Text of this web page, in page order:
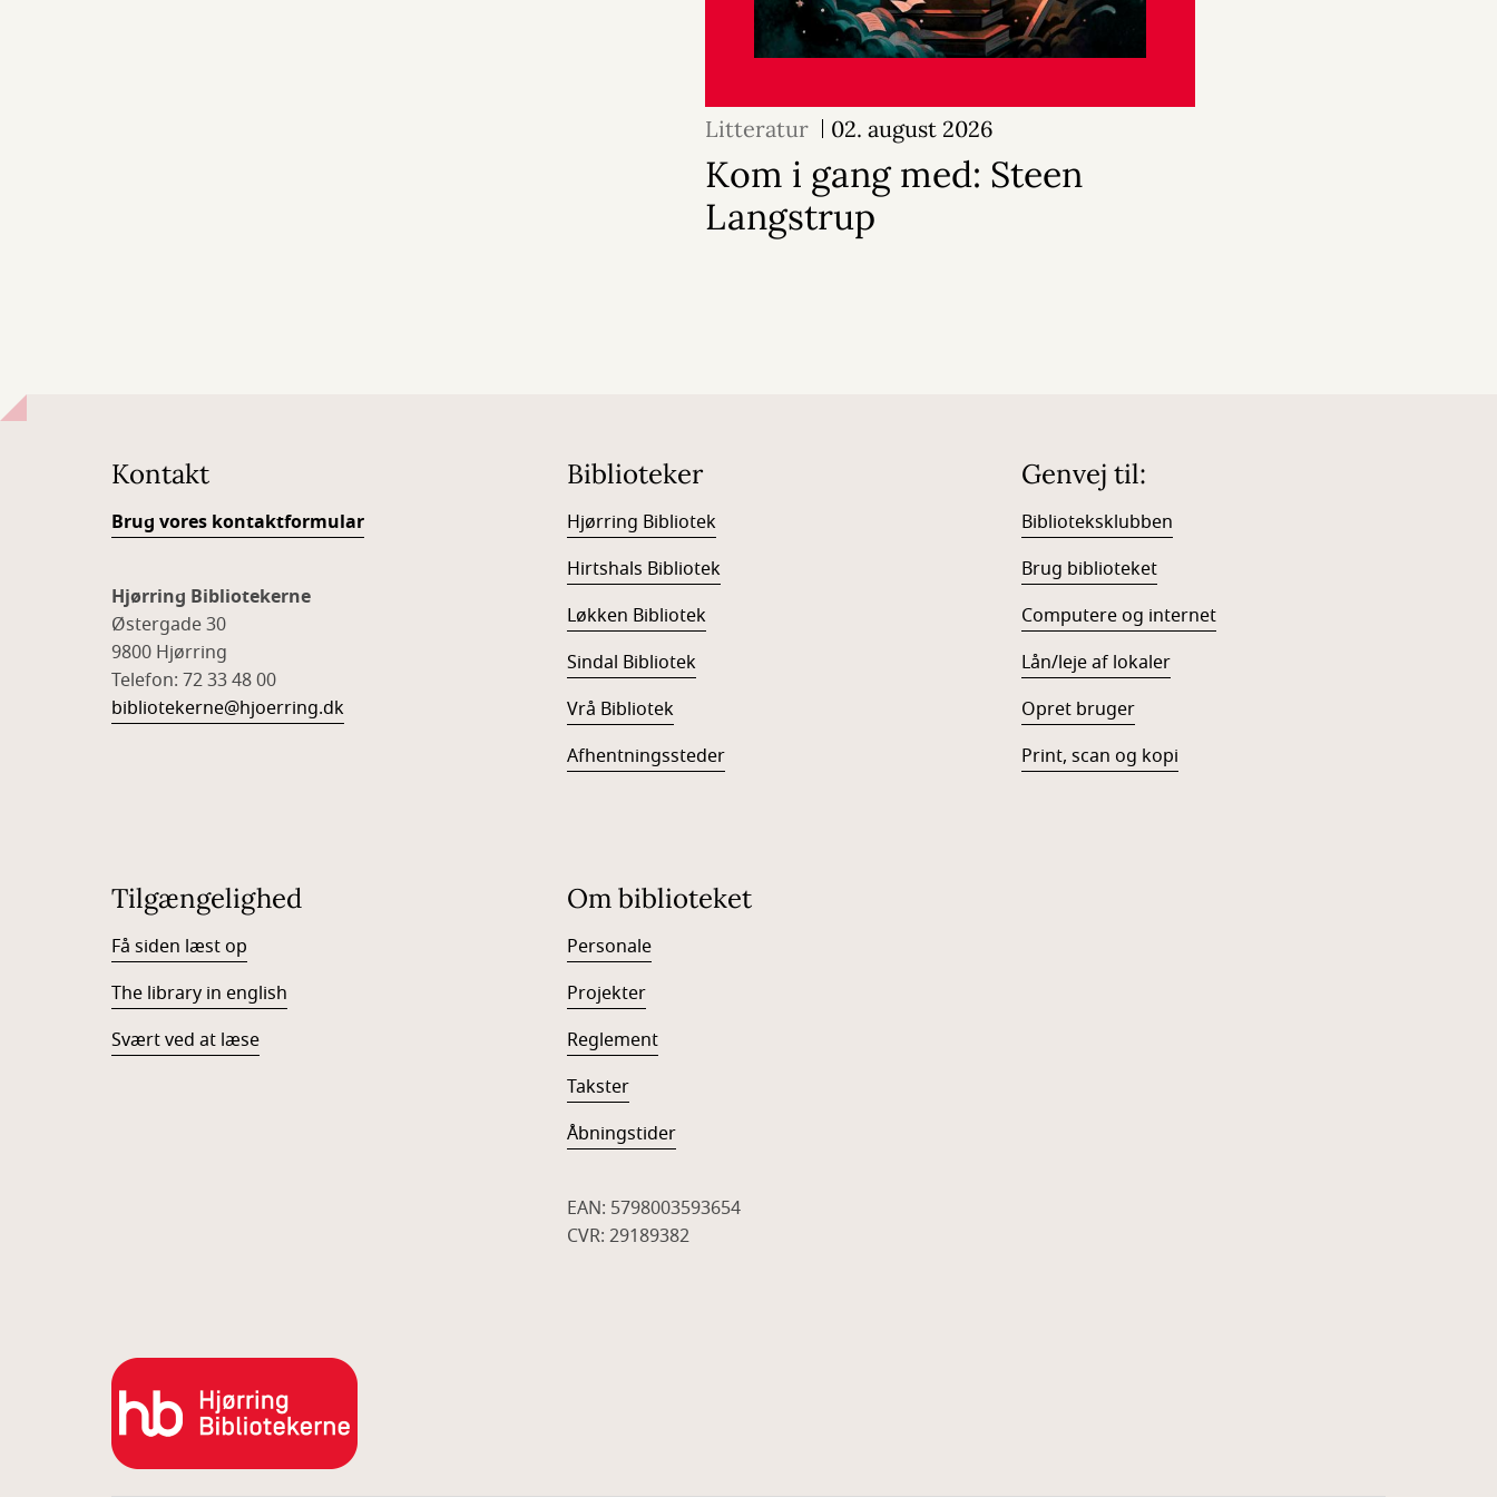
Litteratur 02. august 2026
Kom i gang med: Steen
Langstrup
Kontakt
Brug vores kontaktformular
Hjørring Bibliotekerne
Østergade 30
9800 Hjørring
Telefon: 72 33 48 00
bibliotekerne@hjoerring.dk
Biblioteker
Hjørring Bibliotek
Hirtshals Bibliotek
Løkken Bibliotek
Sindal Bibliotek
Vrå Bibliotek
Afhentningssteder
Genvej til:
Biblioteksklubben
Brug biblioteket
Computere og internet
Lån/leje af lokaler
Opret bruger
Print, scan og kopi
Tilgængelighed
Få siden læst op
The library in english
Svært ved at læse
Om biblioteket
Personale
Projekter
Reglement
Takster
Åbningstider
EAN: 5798003593654
CVR: 29189382